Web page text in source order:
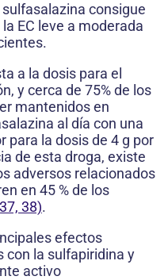
sulfasalazina consigue
EC leve a moderada
a la dosis para el
y cerca de 75% de los
mantenidos en
al día con una
para la dosis de 4 g por
de esta droga, existe
adversos relacionados
en 45 % de los
38).
efectos
con la sulfapiridina y
activo